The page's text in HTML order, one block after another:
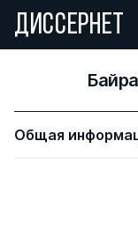
ДИССЕРНЕТ
Общая